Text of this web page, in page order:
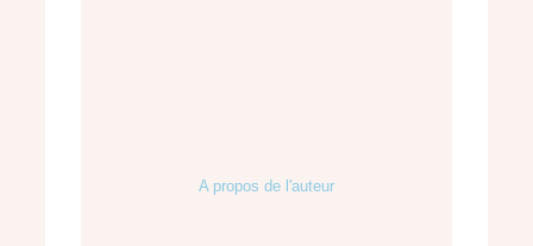
A propos de l'auteur